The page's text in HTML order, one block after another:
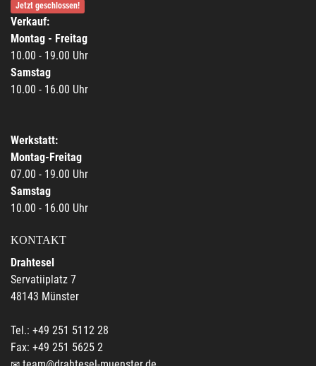
Jetzt geschlossen!
Verkauf:
Montag - Freitag
10.00 - 19.00 Uhr
Samstag
10.00 - 16.00 Uhr
Werkstatt:
Montag-Freitag
07.00 - 19.00 Uhr
Samstag
10.00 - 16.00 Uhr
KONTAKT
Drahtesel
Servatiiplatz 7
48143 Münster
Tel.: +49 251 5112 28
Fax: +49 251 5625 2